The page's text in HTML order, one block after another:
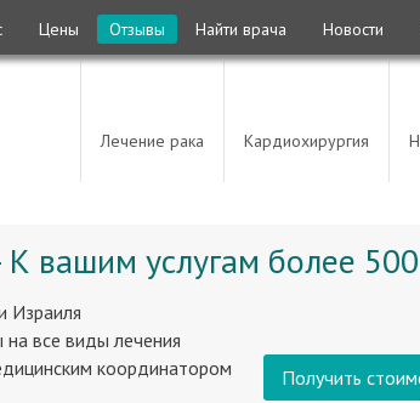
Цены Отзывы Найти врача Новости
Лечение рака Кардиохирургия
вашим услугам более
Израиля
все виды лечения
координатором
Получить